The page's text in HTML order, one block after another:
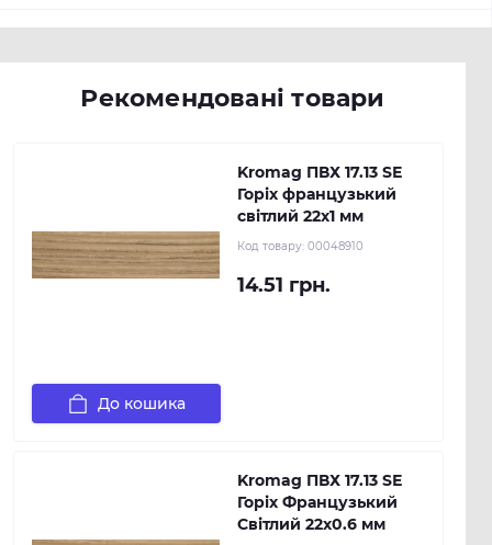
Рекомендовані товари
Kromag ПВХ 17.13 SЕ
Горіх французький
світлий 22х1 мм
Код товару: 00048910
14.51 грн.
До кошика
Kromag ПВХ 17.13 SЕ
Горіх Французький
Світлий 22х0.6 мм